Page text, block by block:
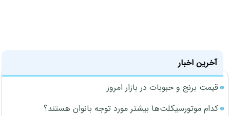
آخرین اخبار
قیمت برنج و حبوبات در بازار امروز
کدام موتورسیکلت‌ها بیشتر مورد توجه بانوان هستند؟